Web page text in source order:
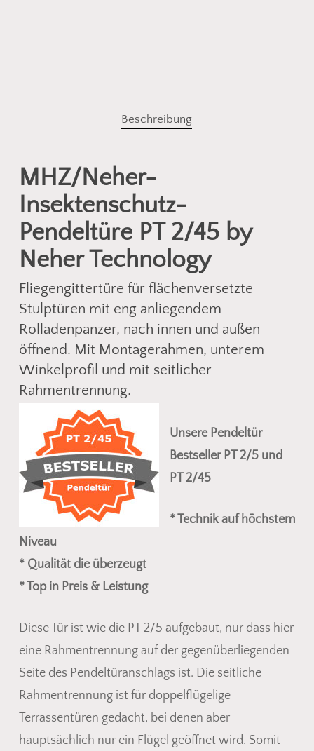
Es befinden sich keine Produkte
im Warenkorb.
Beschreibung
MHZ/Neher-
Insektenschutz-
Pendeltüre PT 2/45 by
Neher Technology
Fliegengittertüre für flächenversetzte
Stulptüren mit eng anliegendem
Rolladenpanzer, nach innen und außen
öffnend. Mit Montagerahmen, unterem
Winkelprofil und mit seitlicher
Rahmentrennung.
Unsere Pendeltür
Bestseller PT 2/5 und
PT 2/45
* Technik auf höchstem
Niveau
* Qualität die überzeugt
* Top in Preis & Leistung
Diese Tür ist wie die PT 2/5 aufgebaut, nur dass hier
eine Rahmentrennung auf der gegenüberliegenden
Seite des Pendeltüranschlags ist. Die seitliche
Rahmentrennung ist für doppelflügelige
Terrassentüren gedacht, bei denen aber
hauptsächlich nur ein Flügel geöffnet wird. Somit